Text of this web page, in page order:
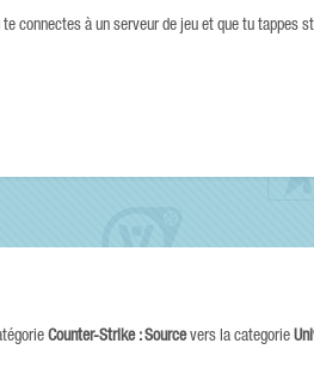
connectes à un serveur de jeu et que tu tappes
Counter-Strike : Sourcevers la categorie